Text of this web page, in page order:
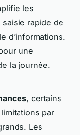
les
rapide de
d’informations.
une
la journée.
, certains
par
Les